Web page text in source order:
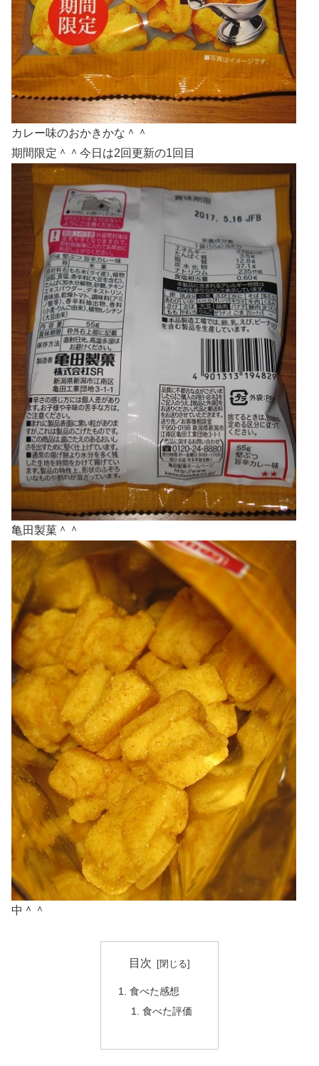
カレー味のおかきかな＾＾
期間限定＾＾今日は2回更新の1回目
亀田製菓＾＾
中＾＾
目次
食べた感想
食べた評価